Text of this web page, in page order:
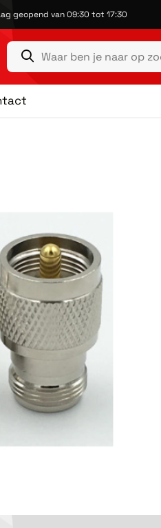
geopend van 09:30 tot 17:30